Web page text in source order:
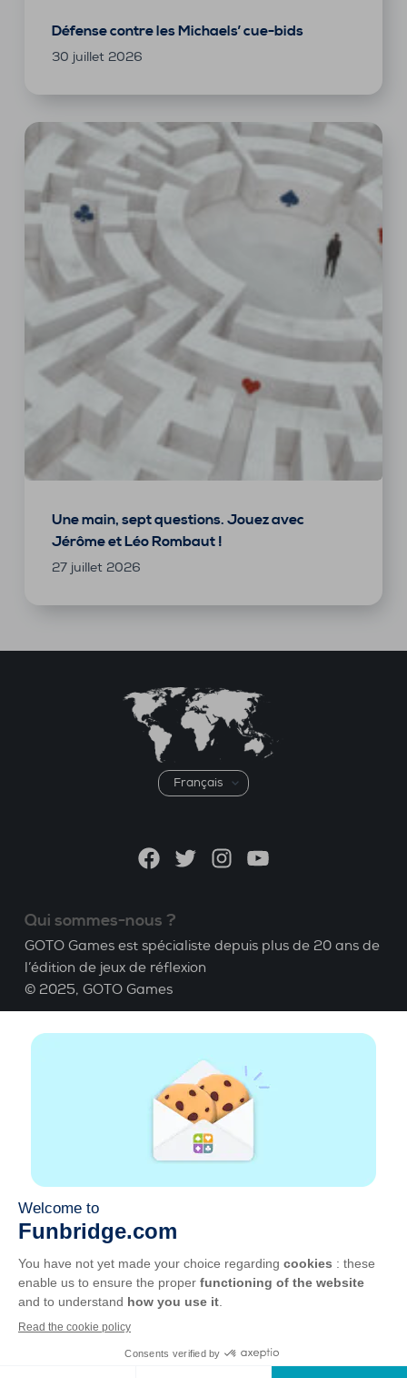
Défense contre les Michaels’ cue-bids
30 juillet 2026
Une main, sept questions. Jouez avec
Jérôme et Léo Rombaut !
27 juillet 2026
Choisir
une
FacebookTwitterInstagramYouTube
Qui sommes-nous ?
GOTO Games est spécialiste depuis plus de 20 ans de
l’édition de jeux de réflexion
© 2025, GOTO Games
A propos
Apprendre le Bridge
CGU|Mentions légales
Disponible partout
Jouez partout, tout le temps, sur smartphone,
Android